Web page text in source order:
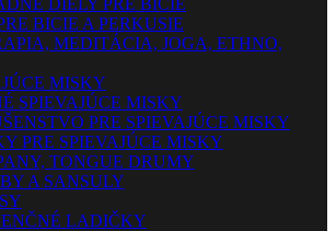
DIELY PRE BICIE
BICIE A PERKUSIE
MEDITÁCIA, JOGA, ETHNO,
MISKY
SPIEVAJÚCE MISKY
PRE SPIEVAJÚCE MISKY
PRE SPIEVAJÚCE MISKY
TONGUE DRUMY
A SANSULY
LADIČKY